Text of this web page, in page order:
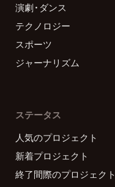
演劇・ダンス
テクノロジー
スポーツ
ジャーナリズム
ステータス
人気のプロジェクト
新着プロジェクト
終了間際のプロジェクト